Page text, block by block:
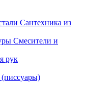
Сантехника из
Смесители и
рук